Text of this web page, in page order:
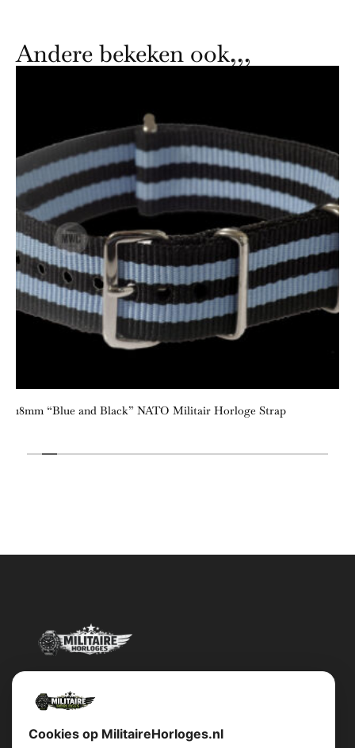
Andere bekeken ook,,,
18mm “Blue and Black” NATO Militair Horloge Strap
Militairehorloges.nl is de exclusieve importeur en distributeur van
Cookies op MilitaireHorloges.nl